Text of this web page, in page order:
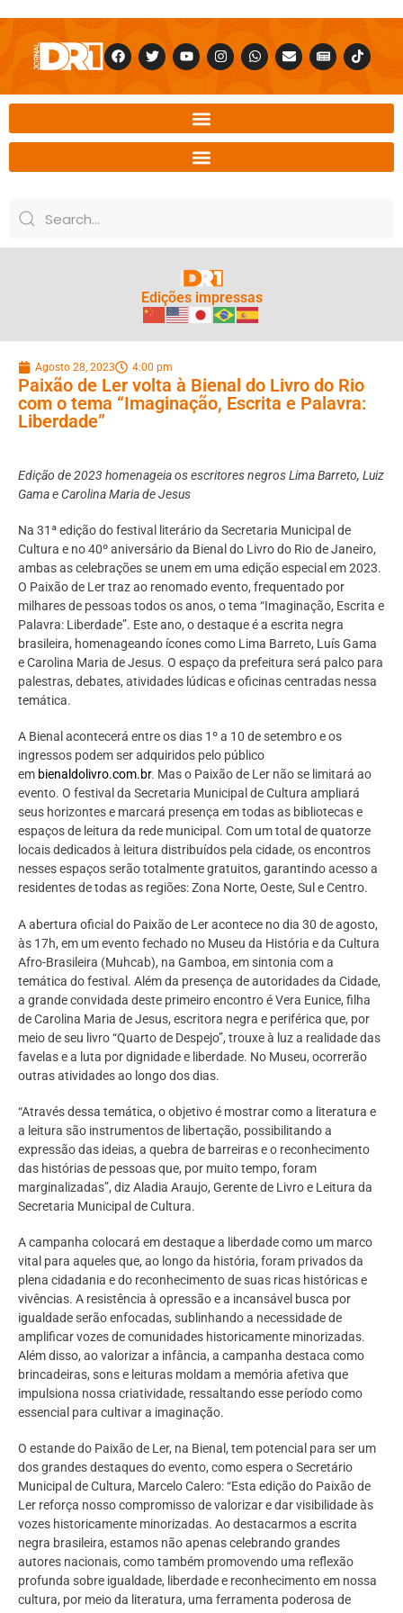
Edições impressas
Agosto 28, 2023 4:00 pm
Paixão de Ler volta à Bienal do Livro do Rio
com o tema “Imaginação, Escrita e Palavra:
Liberdade”
Edição de 2023 homenageia os escritores negros Lima Barreto, Luiz
Gama e Carolina Maria de Jesus
Na 31ª edição do festival literário da Secretaria Municipal de
Cultura e no 40º aniversário da Bienal do Livro do Rio de Janeiro,
ambas as celebrações se unem em uma edição especial em 2023.
O Paixão de Ler traz ao renomado evento, frequentado por
milhares de pessoas todos os anos, o tema “Imaginação, Escrita e
Palavra: Liberdade”. Este ano, o destaque é a escrita negra
brasileira, homenageando ícones como Lima Barreto, Luís Gama
e Carolina Maria de Jesus. O espaço da prefeitura será palco para
palestras, debates, atividades lúdicas e oficinas centradas nessa
temática.
A Bienal acontecerá entre os dias 1º a 10 de setembro e os
ingressos podem ser adquiridos pelo público
em bienaldolivro.com.br. Mas o Paixão de Ler não se limitará ao
evento. O festival da Secretaria Municipal de Cultura ampliará
seus horizontes e marcará presença em todas as bibliotecas e
espaços de leitura da rede municipal. Com um total de quatorze
locais dedicados à leitura distribuídos pela cidade, os encontros
nesses espaços serão totalmente gratuitos, garantindo acesso a
residentes de todas as regiões: Zona Norte, Oeste, Sul e Centro.
A abertura oficial do Paixão de Ler acontece no dia 30 de agosto,
às 17h, em um evento fechado no Museu da História e da Cultura
Afro-Brasileira (Muhcab), na Gamboa, em sintonia com a
temática do festival. Além da presença de autoridades da Cidade,
a grande convidada deste primeiro encontro é Vera Eunice, filha
de Carolina Maria de Jesus, escritora negra e periférica que, por
meio de seu livro “Quarto de Despejo”, trouxe à luz a realidade das
favelas e a luta por dignidade e liberdade. No Museu, ocorrerão
outras atividades ao longo dos dias.
“Através dessa temática, o objetivo é mostrar como a literatura e
a leitura são instrumentos de libertação, possibilitando a
expressão das ideias, a quebra de barreiras e o reconhecimento
das histórias de pessoas que, por muito tempo, foram
marginalizadas”, diz Aladia Araujo, Gerente de Livro e Leitura da
Secretaria Municipal de Cultura.
A campanha colocará em destaque a liberdade como um marco
vital para aqueles que, ao longo da história, foram privados da
plena cidadania e do reconhecimento de suas ricas históricas e
vivências. A resistência à opressão e a incansável busca por
igualdade serão enfocadas, sublinhando a necessidade de
amplificar vozes de comunidades historicamente minorizadas.
Além disso, ao valorizar a infância, a campanha destaca como
brincadeiras, sons e leituras moldam a memória afetiva que
impulsiona nossa criatividade, ressaltando esse período como
essencial para cultivar a imaginação.
O estande do Paixão de Ler, na Bienal, tem potencial para ser um
dos grandes destaques do evento, como espera o Secretário
Municipal de Cultura, Marcelo Calero: “Esta edição do Paixão de
Ler reforça nosso compromisso de valorizar e dar visibilidade às
vozes historicamente minorizadas. Ao destacarmos a escrita
negra brasileira, estamos não apenas celebrando grandes
autores nacionais, como também promovendo uma reflexão
profunda sobre igualdade, liberdade e reconhecimento em nossa
cultura, por meio da literatura, uma ferramenta poderosa de